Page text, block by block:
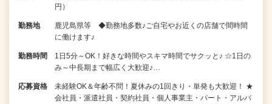
円）
勤務地
鹿児島県等 ◆勤務地多数♪ご自宅やお近くの店舗で間時間
に働けます♪
勤務時間
1日5分～OK！好きな時間やスキマ時間でサクッと♪ ☆1日の
み～中長期まで幅広く大歓迎♪…
応募資格
未経験OK＆年齢不問！夏休みの1回きり・単発も大歓迎！ ★
会社員・派遣社員・契約社員・個人事業主・パート・アルバ